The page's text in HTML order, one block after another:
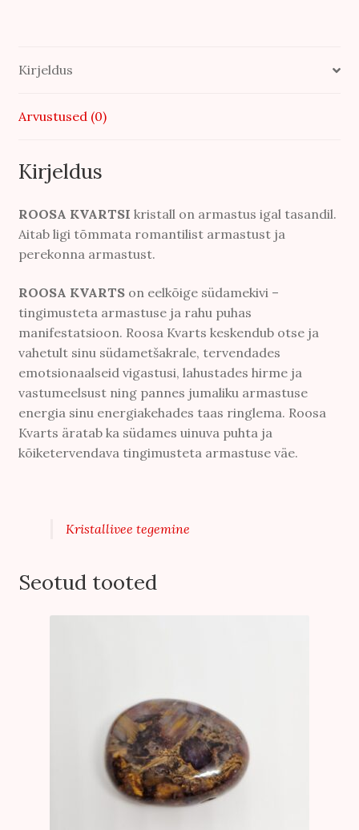
Kirjeldus
Arvustused (0)
Kirjeldus
ROOSA KVARTSI kristall on armastus igal tasandil.
Aitab ligi tõmmata romantilist armastust ja
perekonna armastust.
ROOSA KVARTSon eelkõige südamekivi –
tingimusteta armastuse ja rahu puhas
manifestatsioon. Roosa Kvarts keskendub otse ja
vahetult sinu südametšakrale, tervendades
emotsionaalseid vigastusi, lahustades hirme ja
vastumeelsust ning pannes jumaliku armastuse
energia sinu energiakehades taas ringlema. Roosa
Kvarts äratab ka südames uinuva puhta ja
kõiketervendava tingimusteta armastuse väe.
Kristallivee tegemine
Seotud tooted